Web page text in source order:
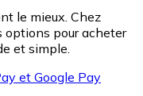
le mieux. Chez
options pour acheter
et simple.
et Google Pay